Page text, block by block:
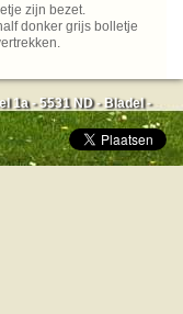
zijn bezet.
donker grijs bolletje
1a - 5531 ND - Bladel -